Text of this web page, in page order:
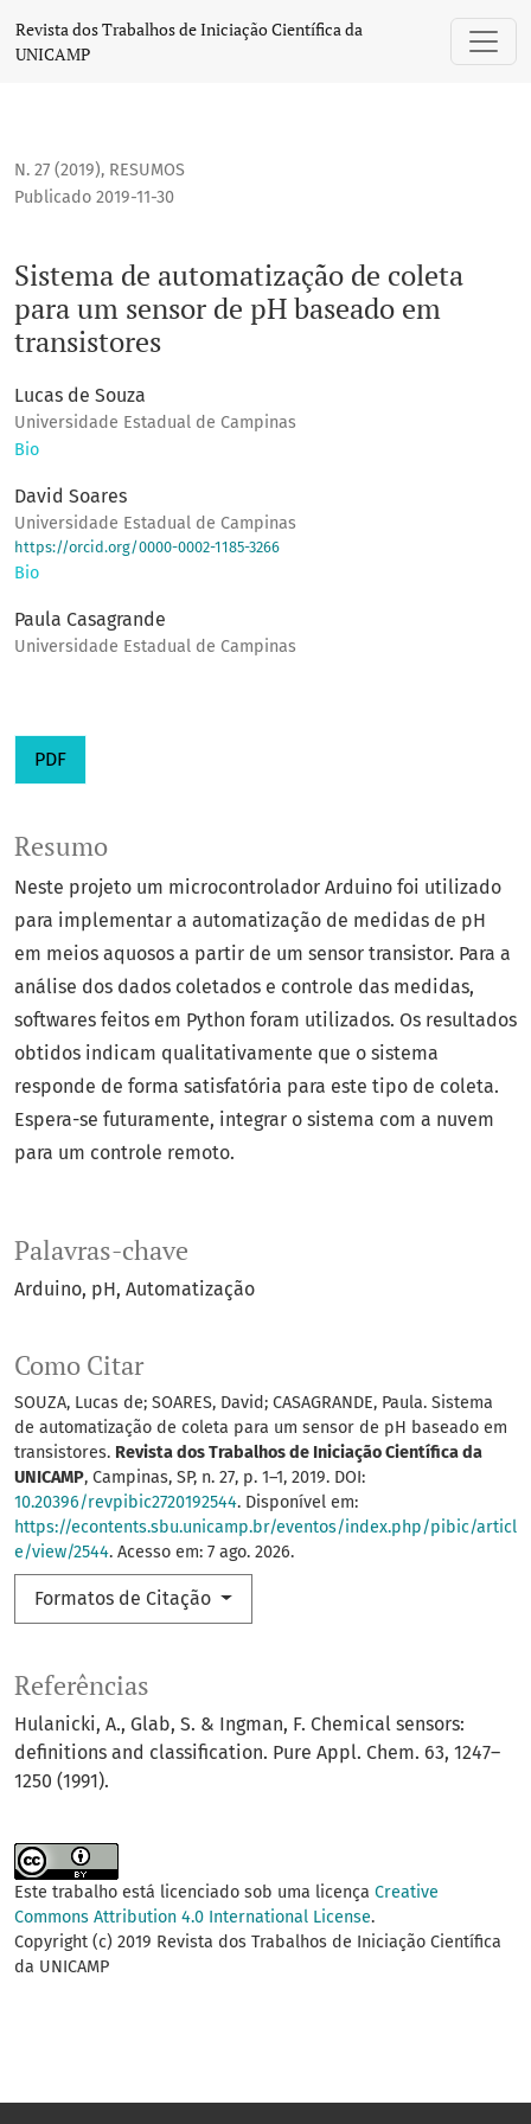
Sistema de automatização de coleta para um sensor de
Revista dos Trabalhos de Iniciação Científica da
UNICAMP
N. 27 (2019), RESUMOS
Sistema de automatização de coleta
para um sensor de pH baseado em
transistores
Publicado 2019-11-30
Lucas de Souza
Universidade Estadual de Campinas
Bio
David Soares
Universidade Estadual de Campinas
https://orcid.org/0000-0002-1185-3266
Bio
Paula Casagrande
Universidade Estadual de Campinas
PDF
Palavras-chave
Arduino pH Automatização
Como Citar
SOUZA, Lucas de; SOARES, David; CASAGRANDE, Paula. Sistema
de automatização de coleta para um sensor de pH baseado em
transistores. Revista dos Trabalhos de Iniciação Científica da
UNICAMP, Campinas, SP, n. 27, p. 1–1, 2019. DOI:
10.20396/revpibic2720192544. Disponível em:
https://econtents.sbu.unicamp.br/eventos/index.php/pibic/articl
e/view/2544. Acesso em: 7 ago. 2026.
Formatos de Citação
Resumo
Neste projeto um microcontrolador Arduino foi utilizado
para implementar a automatização de medidas de pH
em meios aquosos a partir de um sensor transistor. Para a
análise dos dados coletados e controle das medidas,
softwares feitos em Python foram utilizados. Os resultados
obtidos indicam qualitativamente que o sistema
responde de forma satisfatória para este tipo de coleta.
Espera-se futuramente, integrar o sistema com a nuvem
para um controle remoto.
Referências
Hulanicki, A., Glab, S. & Ingman, F. Chemical sensors:
definitions and classification. Pure Appl. Chem. 63, 1247–
1250 (1991).
Este trabalho está licenciado sob uma licença Creative
Commons Attribution 4.0 International License.
Copyright (c) 2019 Revista dos Trabalhos de Iniciação Científica
da UNICAMP